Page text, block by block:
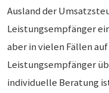
Ausland der
Leistungsempfänger
aber in vielen Fällen
Leistungsempfänger
individuelle Beratung